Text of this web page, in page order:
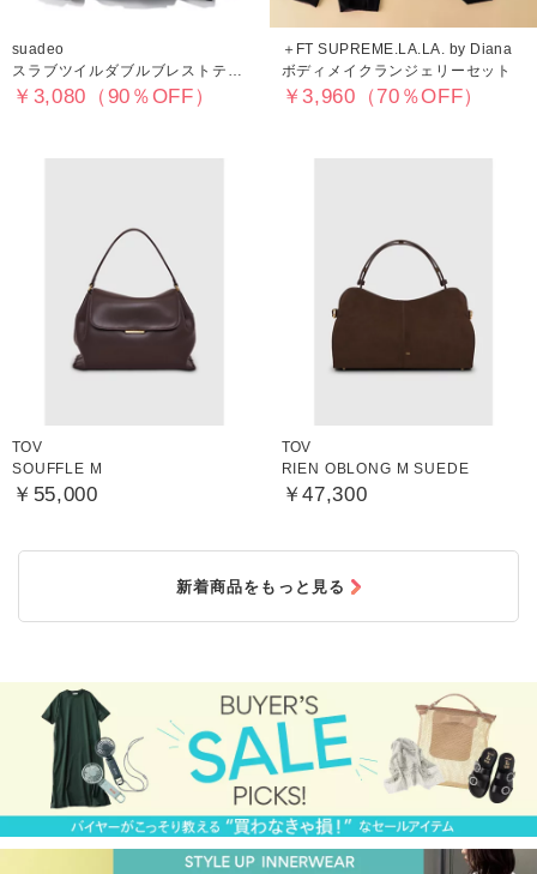
suadeo
￥3,080（90％OFF）
＋FT SUPREME.LA.LA. by Diana
ボディメイクランジェリーセット
￥3,960（70％OFF）
TOV
SOUFFLE M
￥55,000
TOV
RIEN OBLONG M SUEDE
￥47,300
新着商品をもっと見る